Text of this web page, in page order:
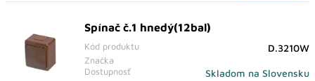
Spínač č.1 hnedý(12bal)
Značka
Kód produktu D.3210W
Dostupnosť Skladom na Slovensku